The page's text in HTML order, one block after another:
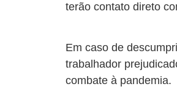
terão contato direto
Em caso de
trabalhador
combate à pandemia.